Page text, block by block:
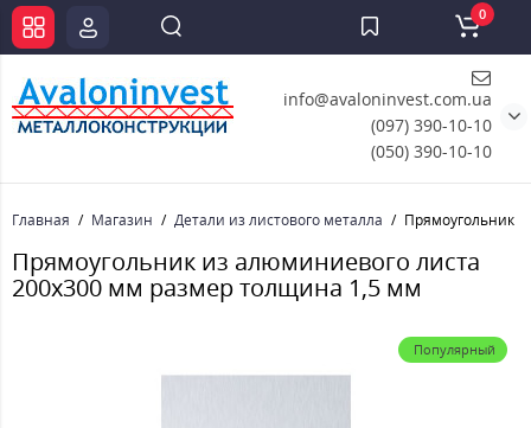
info@avaloninvest.com.ua
(097) 390-10-10
(050) 390-10-10
0
Главная Магазин Детали из листового металла Прямоугольник
Прямоугольник из алюминиевого листа
200х300 мм размер толщина 1,5 мм
Популярный